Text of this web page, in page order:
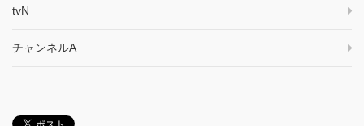
tvN
チャンネルA